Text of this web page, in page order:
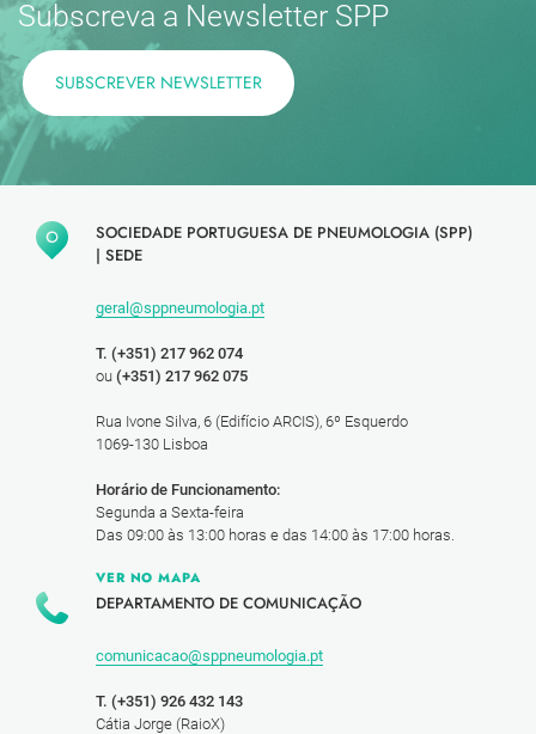
Subscreva a Newsletter SPP
SUBSCREVER NEWSLETTER
SOCIEDADE PORTUGUESA DE PNEUMOLOGIA (SPP)
| SEDE
geral@sppneumologia.pt
T. (+351) 217 962 074
ou (+351) 217 962 075
Rua Ivone Silva, 6 (Edifício ARCIS), 6º Esquerdo
1069-130 Lisboa
Horário de Funcionamento:
Segunda a Sexta-feira
Das 09:00 às 13:00 horas e das 14:00 às 17:00 horas.
VER NO MAPA
DEPARTAMENTO DE COMUNICAÇÃO
comunicacao@sppneumologia.pt
T. (+351) 926 432 143
Cátia Jorge (RaioX)